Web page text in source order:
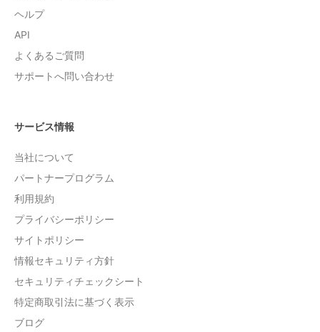
ヘルプ
API
よくあるご質問
サポートへ問い合わせ
サービス情報
当社について
パートナープログラム
利用規約
プライバシーポリシー
サイトポリシー
情報セキュリティ方針
セキュリティチェックシート
特定商取引法に基づく表示
ブログ